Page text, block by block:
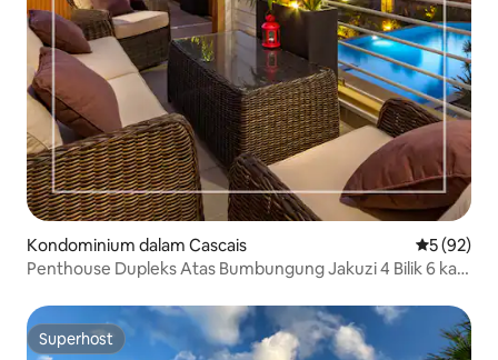
Kondominium dalam Cascais Penarafan
5 (92)
Penthouse Dupleks Atas Bumbungung Jakuzi 4 Bilik 6 katil
Superhost
Superhost